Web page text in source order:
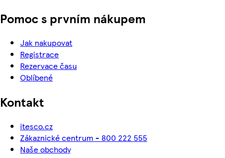
Pomoc s prvním nákupem
Jak nakupovat
Registrace
Rezervace času
Oblíbené
Kontakt
itesco.cz
Zákaznické centrum - 800 222 555
Naše obchody